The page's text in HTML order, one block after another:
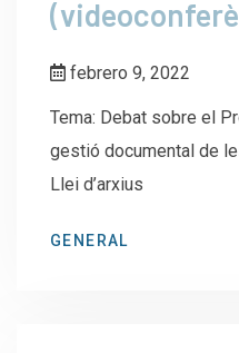
febrero 9, 2022
Tema: Debat sobre el
gestió documental de
Llei d’arxius
GENERAL